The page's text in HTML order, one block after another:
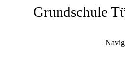
Grundschule